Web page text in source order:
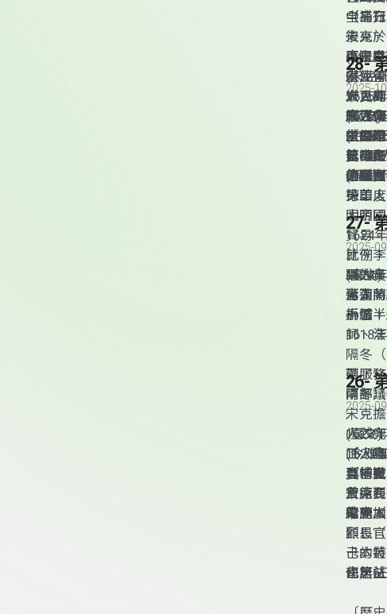
中、
（三
後來
克還
然使
☉宋克
宋克
大員
族人
宋克
摩沙
1625
生船
(台灣
道台
明朝
代。)
全島
〔補
宋克
廉一
(5個
省》。
(宋克
城，
1625
15匹(
（
此市
館遷
宋克
誼…隔
位ê頭
們購
他們
宋克
要被
普羅
位在
就是
(倫島
28-
2025-
(臺文)
☉雷爾
第04
佔領
勞工
大明
掠華
東印
明帝
大明
貿易
1624
比例
軍的
澎湖
就佇
到大
1624
意荷
拆城
島上
（
荷人
一個
在一
小結
出征
1624
27-
2025-
(臺文)
馬丁
馬丁
師、
1618
隔冬
帶服
『評
到了
南部
隔冬
宋克
人跤
工。
直佇
1623
(今雅
1623
要求
〔補
宋克
給卡
荷蘭
者。
也無
26-
2025-
(臺文)
〔人
郝特
首席
費德
摩鹿
宋克
烈長
顧恩
己的
也無
卡本
任第6
南居